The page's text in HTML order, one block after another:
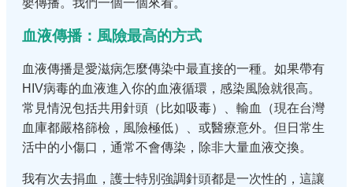
嬰傳播。我們一個一個來看。
血液傳播：風險最高的方式
血液傳播是愛滋病怎麼傳染中最直接的一種。如果帶有
HIV病毒的血液進入你的血液循環，感染風險就很高。
常見情況包括共用針頭（比如吸毒）、輸血（現在台灣
血庫都嚴格篩檢，風險極低）、或醫療意外。但日常生
活中的小傷口，通常不會傳染，除非大量血液交換。
我有次去捐血，護士特別強調針頭都是一次性的，這讓